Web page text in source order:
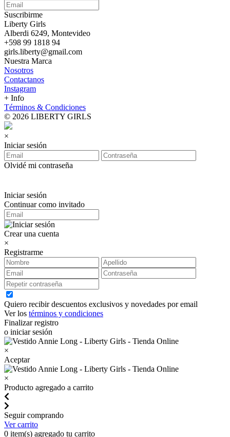
Suscribirme
Liberty Girls
Alberdi 6249, Montevideo
+598 99 1818 94
girls.liberty@gmail.com
Nuestra Marca
Nosotros
Contactanos
Instagram
+ Info
Términos & Condiciones
© 2026 LIBERTY GIRLS
×
Iniciar sesión
Olvidé mi contraseña
Iniciar sesión
Continuar como invitado
Crear una cuenta
×
Registrarme
Quiero recibir descuentos exclusivos y novedades por email
Ver los términos y condiciones
Finalizar registro
o iniciar sesión
×
Aceptar
×
Producto agregado a carrito
Seguir comprando
Ver carrito
0 item(s) agregado tu carrito